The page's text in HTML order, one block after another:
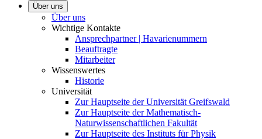
Über uns
Über uns
Wichtige Kontakte
Ansprechpartner | Havarienummern
Beauftragte
Mitarbeiter
Wissenswertes
Historie
Universität
Zur Hauptseite der Universität Greifswald
Zur Hauptseite der Mathematisch-
Naturwissenschaftlichen Fakultät
Zur Hauptseite des Instituts für Physik